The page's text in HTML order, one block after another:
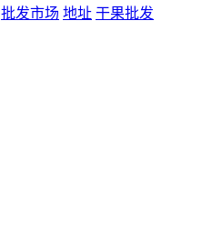
批发市场 地址 干果批发